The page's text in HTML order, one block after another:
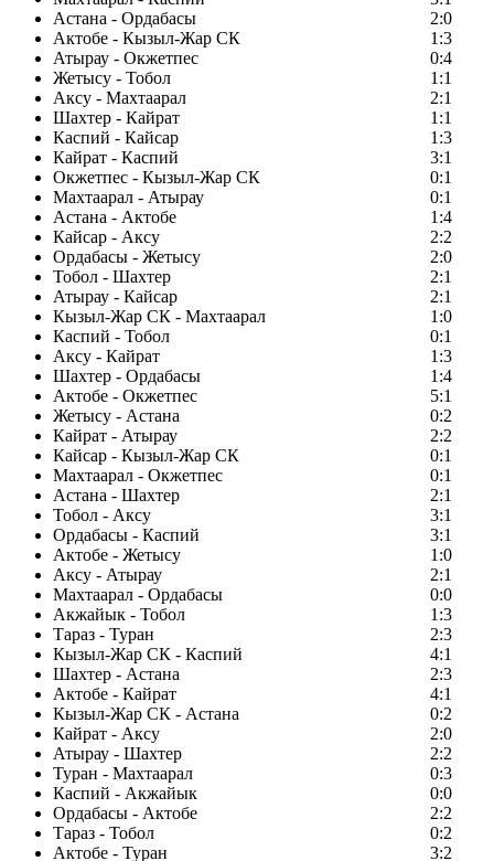
Астана - Ордабасы
2:0
Актобе - Кызыл-Жар СК
1:3
Атырау - Окжетпес
0:4
Жетысу - Тобол
1:1
Аксу - Махтаарал
2:1
Шахтер - Кайрат
1:1
Каспий - Кайсар
1:3
Кайрат - Каспий
3:1
Окжетпес - Кызыл-Жар СК
0:1
Махтаарал - Атырау
0:1
Астана - Актобе
1:4
Кайсар - Аксу
2:2
Ордабасы - Жетысу
2:0
Тобол - Шахтер
2:1
Атырау - Кайсар
2:1
Кызыл-Жар СК - Махтаарал
1:0
Каспий - Тобол
0:1
Аксу - Кайрат
1:3
Шахтер - Ордабасы
1:4
Актобе - Окжетпес
5:1
Жетысу - Астана
0:2
Кайрат - Атырау
2:2
Кайсар - Кызыл-Жар СК
0:1
Махтаарал - Окжетпес
0:1
Астана - Шахтер
2:1
Тобол - Аксу
3:1
Ордабасы - Каспий
3:1
Актобе - Жетысу
1:0
Аксу - Атырау
2:1
Махтаарал - Ордабасы
0:0
Акжайык - Тобол
1:3
Тараз - Туран
2:3
Кызыл-Жар СК - Каспий
4:1
Шахтер - Астана
2:3
Актобе - Кайрат
4:1
Кызыл-Жар СК - Астана
0:2
Кайрат - Аксу
2:0
Атырау - Шахтер
2:2
Туран - Махтаарал
0:3
Каспий - Акжайык
0:0
Ордабасы - Актобе
2:2
Тараз - Тобол
0:2
Актобе - Туран
3:2